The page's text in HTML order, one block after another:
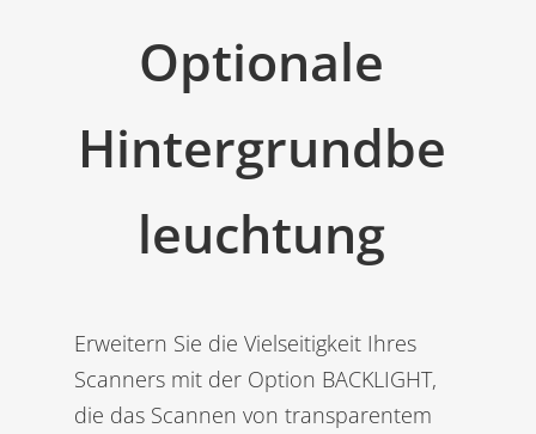
Optionale
Hintergrundbe
leuchtung
Erweitern Sie die Vielseitigkeit Ihres
Scanners mit der Option BACKLIGHT,
die das Scannen von transparentem